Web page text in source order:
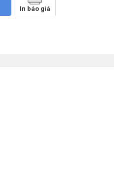
In báo giá